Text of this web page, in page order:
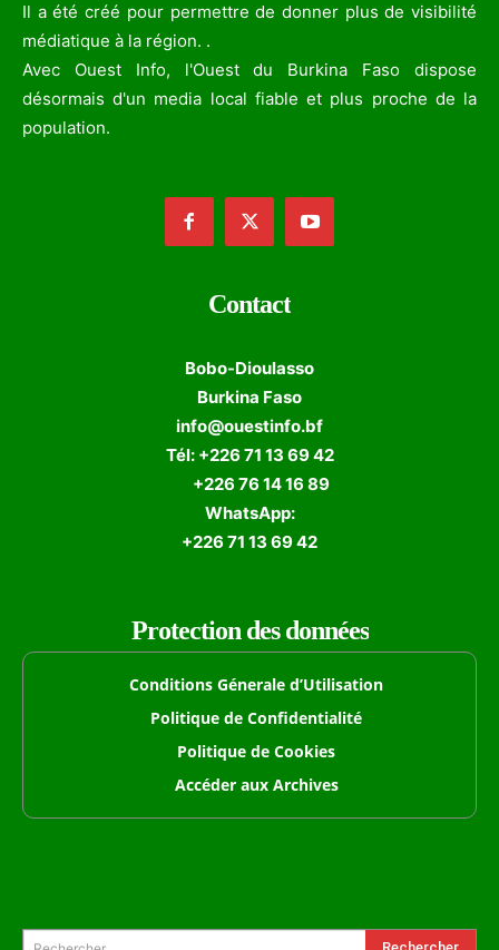
Il a été créé pour permettre de donner plus de visibilité
médiatique à la région. .
Avec Ouest Info, l'Ouest du Burkina Faso dispose
désormais d'un media local fiable et plus proche de la
population.
Contact
Bobo-Dioulasso
Burkina Faso
info@ouestinfo.bf
Tél: +226 71 13 69 42
+226 76 14 16 89
WhatsApp:
+226 71 13 69 42
Protection des données
Conditions Génerale d’Utilisation
Politique de Confidentialité
Politique de Cookies
Accéder aux Archives